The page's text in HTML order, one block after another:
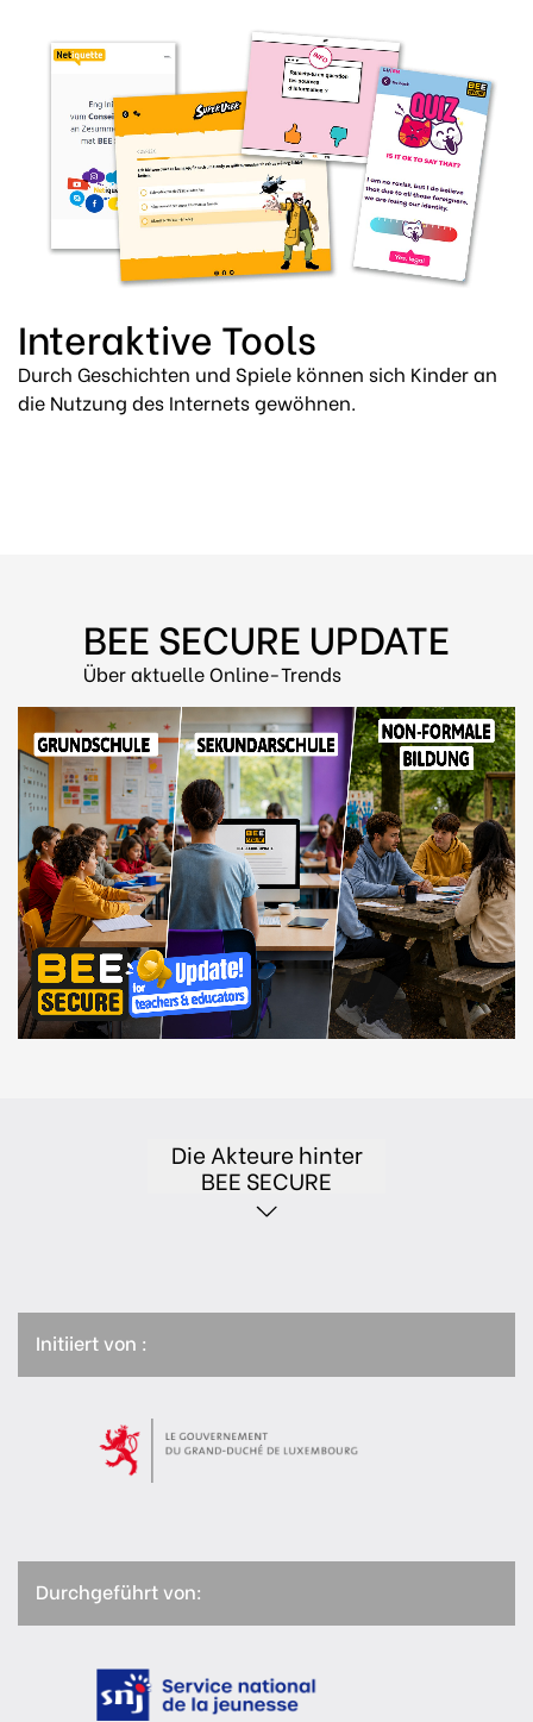
Interaktive Tools
Durch Geschichten und Spiele können sich Kinder an
die Nutzung des Internets gewöhnen.
BEE SECURE UPDATE
Über aktuelle Online-Trends
Die Akteure hinter
BEE SECURE
Initiiert von :
Durchgeführt von: